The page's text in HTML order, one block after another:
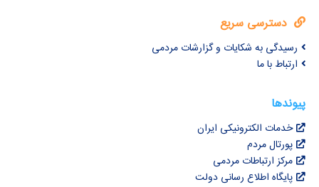
دسترسی سریع
رسیدگی به شکایات و گزارشات مردمی
ارتباط با ما
پیوندها
خدمات الکترونیکی ایران
پورتال مردم
مرکز ارتباطات مردمی
پایگاه اطلاع رسانی دولت